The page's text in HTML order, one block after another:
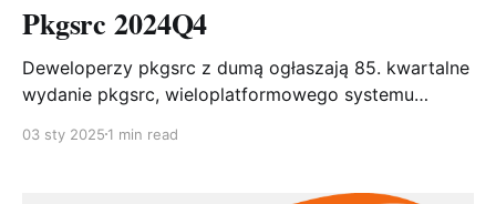
Pkgsrc 2024Q4
Deweloperzy pkgsrc z dumą ogłaszają 85. kwartalne
wydanie pkgsrc, wieloplatformowego systemu
pakietów, z różnym poziomem wsparcia dla 23
03 sty 2025 1 min read